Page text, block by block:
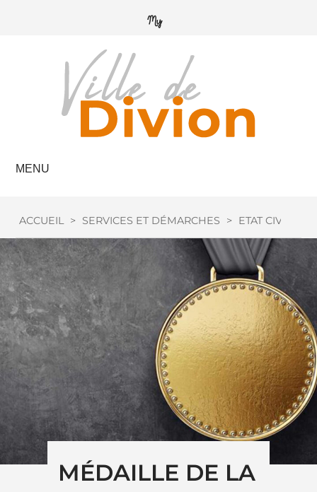
MENU
ACCUEIL > SERVICES ET DÉMARCHES > ETAT CIVIL
MÉDAILLE DE LA